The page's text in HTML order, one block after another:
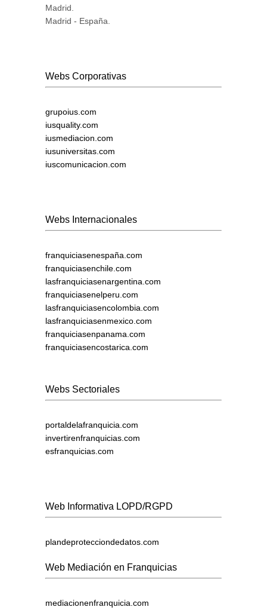
Madrid.
Madrid - España.
Webs Corporativas
grupoius.com
iusquality.com
iusmediacion.com
iusuniversitas.com
iuscomunicacion.com
Webs Internacionales
franquiciasenespaña.com
franquiciasenchile.com
lasfranquiciasenargentina.com
franquiciasenelperu.com
lasfranquiciasencolombia.com
lasfranquiciasenmexico.com
franquiciasenpanama.com
franquiciasencostarica.com
Webs Sectoriales
portaldelafranquicia.com
invertirenfranquicias.com
esfranquicias.com
Web Informativa LOPD/RGPD
plandeprotecciondedatos.com
Web Mediación en Franquicias
mediacionenfranquicia.com